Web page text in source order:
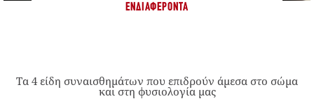
ΕΝΔΙΑΦΈΡΟΝΤΑ
Τα 4 είδη συναισθημάτων που επιδρούν άμεσα στο σώμα
και στη φυσιολογία μας